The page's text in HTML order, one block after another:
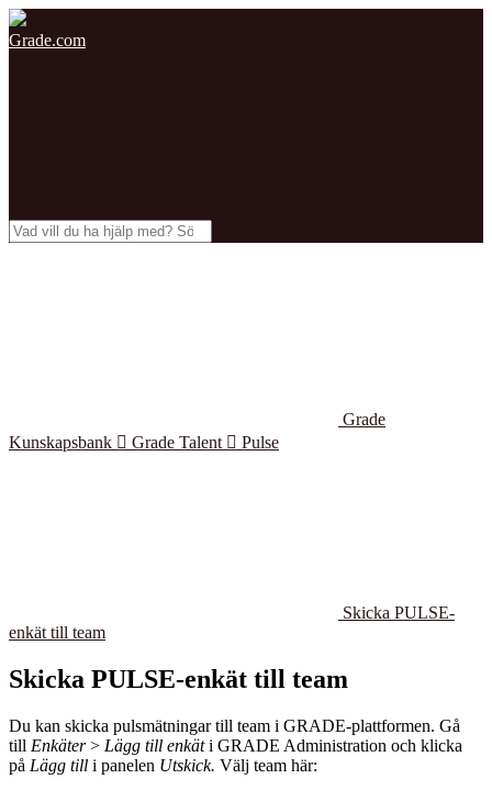
Grade.com
Grade
Kunskapsbank  Grade Talent  Pulse
Skicka PULSE-
enkät till team
Skicka PULSE-enkät till team
Du kan skicka pulsmätningar till team i GRADE-plattformen. Gå
till Enkäter> Lägg till enkäti GRADE Administration och klicka
på Lägg till i panelen Utskick. Välj team här: